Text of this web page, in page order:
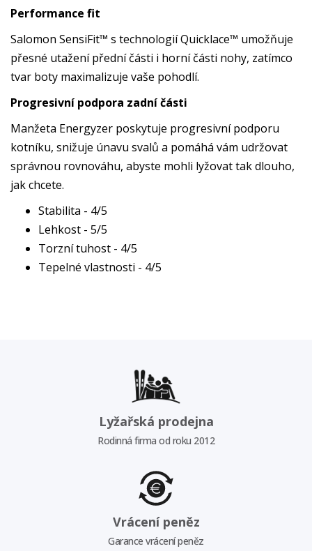
Performance fit
Salomon SensiFit™ s technologií Quicklace™ umožňuje
přesné utažení přední části i horní části nohy, zatímco
tvar boty maximalizuje vaše pohodlí.
Progresivní podpora zadní části
Manžeta Energyzer poskytuje progresivní podporu
kotníku, snižuje únavu svalů a pomáhá vám udržovat
správnou rovnováhu, abyste mohli lyžovat tak dlouho,
jak chcete.
Stabilita - 4/5
Lehkost - 5/5
Torzní tuhost - 4/5
Tepelné vlastnosti - 4/5
Lyžařská prodejna
Rodinná firma od roku 2012
Vrácení peněz
Garance vrácení peněz